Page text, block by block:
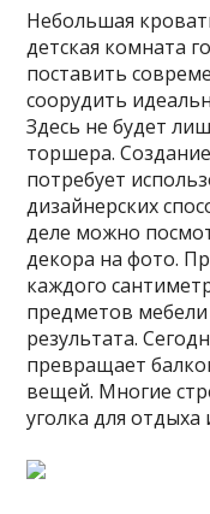
Небольшая
детская комната
поставить
соорудить
Здесь не будет
торшера.
потребует
дизайнерских
деле можно
декора на фото.
каждого
предметов
результата.
превращает
вещей. Многие
уголка для